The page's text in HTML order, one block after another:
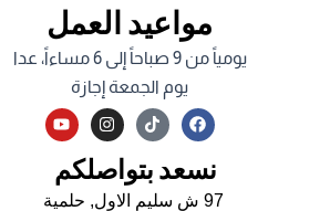
مواعيد العمل
يومياً من 9 صباحاً إلى 6 مساءاً، عدا
يوم الجمعة إجازة
F
a
e
b
o
n
a
g
Y
o
t
u
b
نسعد بتواصلكم
97 ش سليم الاول, حلمية